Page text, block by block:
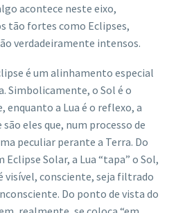
acontece neste eixo,
tão fortes como Eclipses,
verdadeiramente intensos.
é um alinhamento especial
Simbolicamente, o Sol é o
enquanto a Lua é o reflexo, a
eles que, num processo de
peculiar perante a Terra. Do
Solar, a Lua “tapa” o Sol,
visível, consciente, seja filtrado
Do ponto de vista do